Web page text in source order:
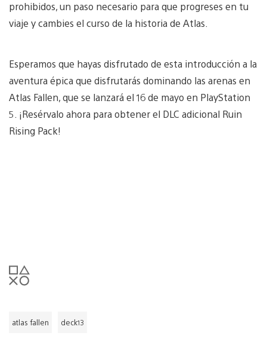
prohibidos, un paso necesario para que progreses en tu
viaje y cambies el curso de la historia de Atlas.
Esperamos que hayas disfrutado de esta introducción a la
aventura épica que disfrutarás dominando las arenas en
Atlas Fallen, que se lanzará el 16 de mayo en PlayStation
5. ¡Resérvalo ahora para obtener el DLC adicional Ruin
Rising Pack!
atlas fallen deck13